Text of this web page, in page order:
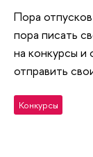
Пора
пора писать
на конкурсы и
отправить
Конкурсы